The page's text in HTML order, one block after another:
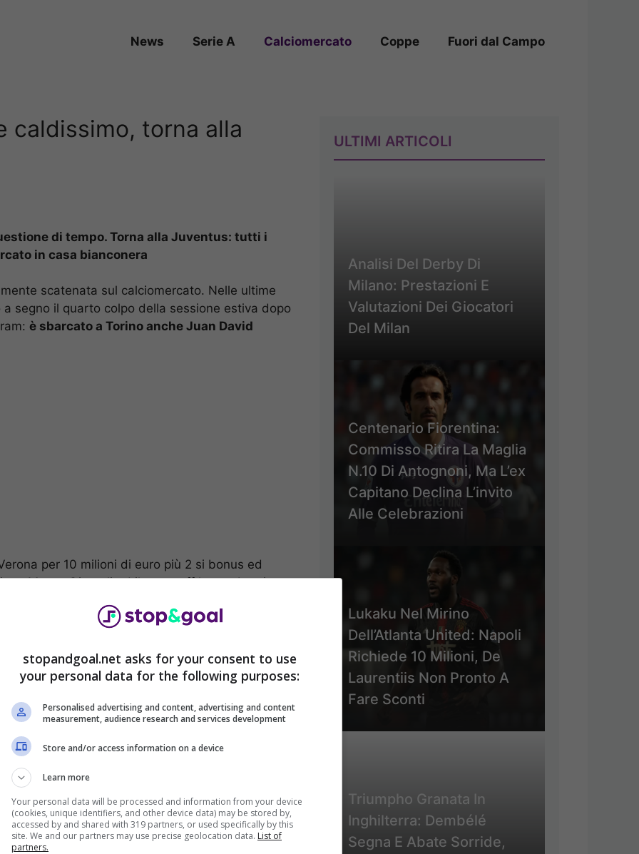
News Serie A Calciomercato Coppe Fuori dal Campo
caldissimo, torna alla
di tempo. Torna alla Juventus: tutti i
in casa bianconera
scatenata sul calciomercato. Nelle ultime
segno il quarto colpo della sessione estiva dopo
è sbarcato a Torino anche Juan David
per 10 milioni di euro più 2 si bonus ed
Motta. Giuntoli ed il suo staff hanno bruciato
data ormai ad un passo dal promettente
Juve regala così un altro rinforzo a Thiago
e di una stagione fittissima che si concluderà
Nuovi innesti che riguardano la rosa
Giuseppe Pompilio, Sbravati e Stefanellidopo gli
dirigenziale potrebbe essere completato in
dell’ex capitano della Juventus al Los Angeles
era rimasto negli Stati Uniti per cominciare
come collaboratore tecnico. Ora lo aspetta la
ambassador del club .
è solo questione di tempo:
ULTIMI ARTICOLI
Analisi Del Derby Di
Milano: Prestazioni E
Valutazioni Dei Giocatori
Del Milan
Centenario Fiorentina:
Commisso Ritira La Maglia
N.10 Di Antognoni, Ma L’ex
Capitano Declina L’invito
Alle Celebrazioni
Lukaku Nel Mirino
Dell’Atlanta United: Napoli
Richiede 10 Milioni, De
Laurentiis Non Pronto A
Fare Sconti
Triumpho Granata In
Inghilterra: Dembélé
Segna E Abate Sorride,
stopandgoal.net asks for your consent to use
your personal data for the following purposes:
Personalised advertising and content, advertising and content
measurement, audience research and services development
Store and/or access information on a device
Learn more
Your personal data will be processed and information from your device
(cookies, unique identifiers, and other device data) may be stored by,
accessed by and shared with 319 partners, or used specifically by this
site. We and our partners may use precise geolocation data. List of
partners.